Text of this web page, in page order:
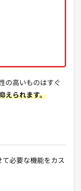
の高いものはすぐ
えられます。
必要な機能をカス